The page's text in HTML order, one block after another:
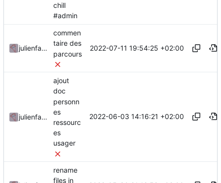
chill
#admin
julienfastre
commen
taire des
parcours
2022-07-11 19:54:25 +02:00
julienfastre
ajout
doc
personn
es
ressourc
es
usager
2022-06-03 14:16:21 +02:00
rename
files in